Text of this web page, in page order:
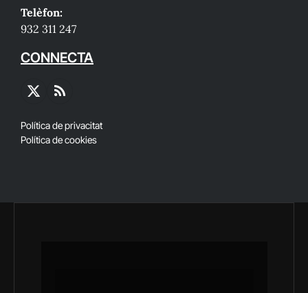
Telèfon:
932 311 247
CONNECTA
X
RSS
Política de privacitat
Política de cookies